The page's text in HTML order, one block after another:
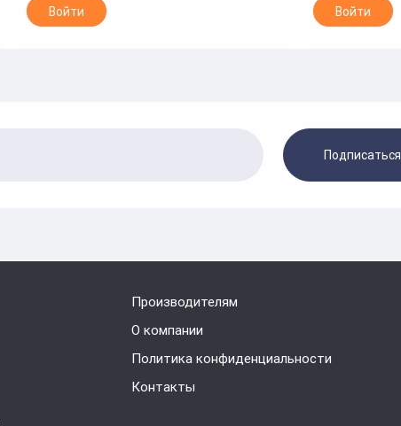
Войти Войти
Подписаться
Производителям
О компании
Политика конфиденциальности
Контакты